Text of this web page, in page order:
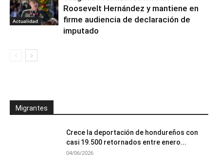
Actualidad
Roosevelt Hernández y mantiene en
firme audiencia de declaración de
imputado
Migrantes
Crece la deportación de hondureños con
casi 19.500 retornados entre enero...
04/06/2026